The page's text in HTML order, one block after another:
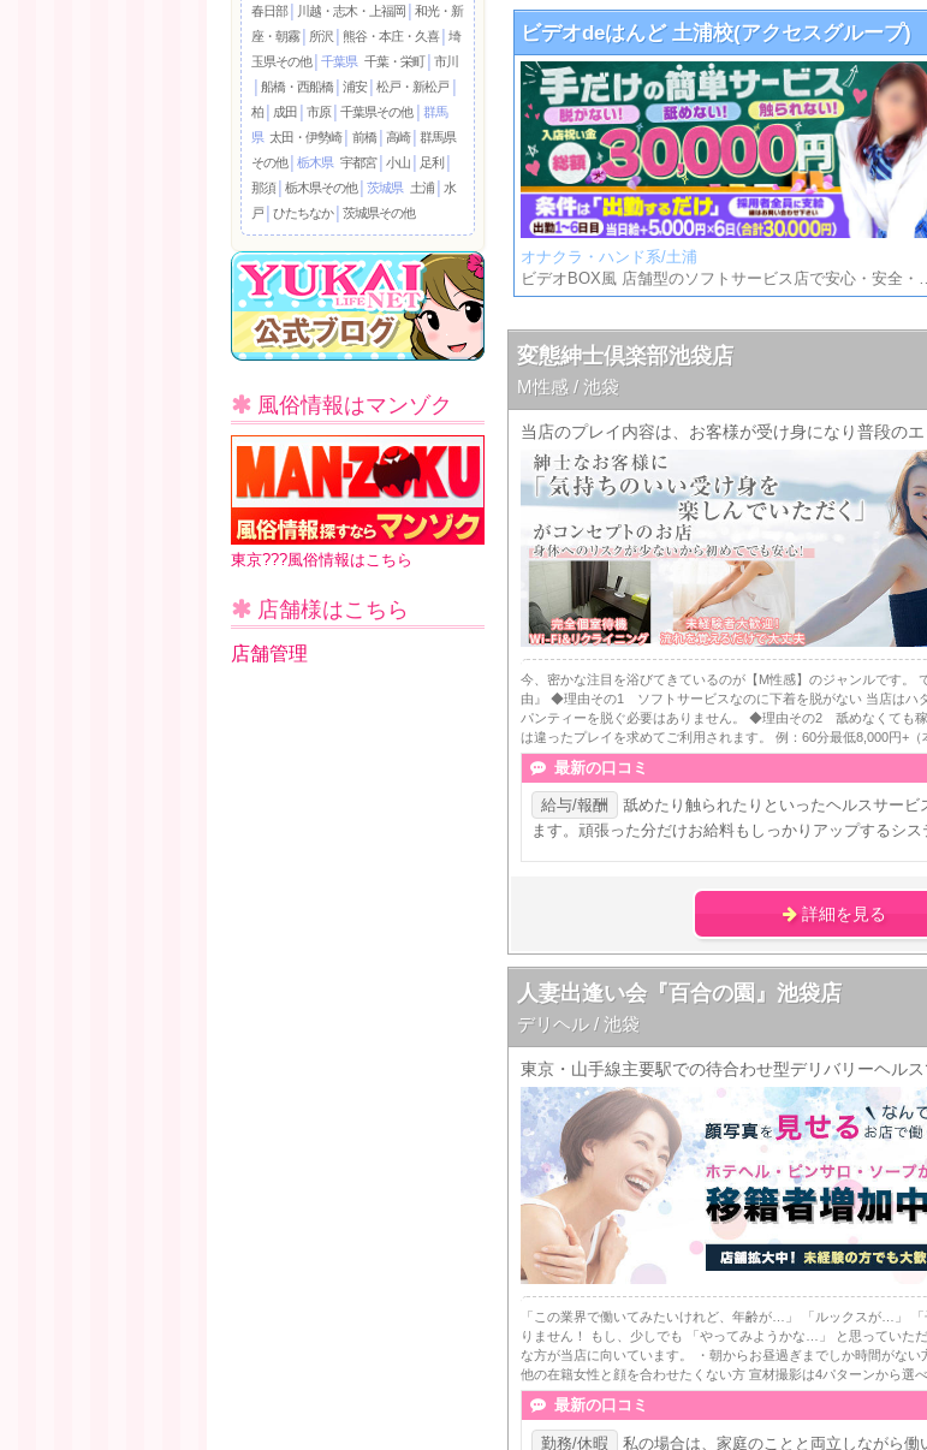
春日部
川越・志木・上福岡
和光・新
座・朝霧
所沢 熊谷・本庄・久喜
埼
玉県その他
千葉県 千葉・栄町│ 市川
船橋・西船橋 浦安 松戸・新松戸
柏
成田 市原 千葉県その他
群馬
県 太田・伊勢崎 前橋 高崎│ 群馬県
その他
栃木県 宇都宮│ 小山 足利
那須
栃木県その他 茨城県 土浦
水
戸
ひたちなか 茨城県その他
風俗情報はマンゾク
東京???風俗情報はこちら
店舗様はこちら
店舗管理
ビデオdeはんど 土浦校(アクセスグループ)
オナクラ・ハンド系/土浦
変態紳士倶楽部池袋店
M性感 / 池袋
今、密かな注目を浴びてきているのが【M性感】のジャンルです。
由』 ◆理由その1 ソフトサービスなのに下着を脱がない 当店はハ
パンティーを脱ぐ必要はありません。 ◆理由その2 舐めなくても
は違ったプレイを求めてご利用されます。 例：60分最低8,000円+（
最新の口コミ
給与/報酬
舐めたり触られたりといったヘルスサー
ます。頑張った分だけお給料もしっかりアップするシ
詳細を見る
人妻出逢い会『百合の園』池袋店
デリヘル / 池袋
東京・山手線主要駅での待合わせ型デリバリーヘルス
「この業界で働いてみたいけれど、年齢が…」 「ルックスが…」
りません！ もし、少しでも 「やってみようかな…」 と思っていた
な方が当店に向いています。 ・朝からお昼過ぎまでしか時間がな
他の在籍女性と顔を合わせたくない方 宣材撮影は4パターンから選
最新の口コミ
勤務/休暇 私の場合は、家庭のことと両立しながら